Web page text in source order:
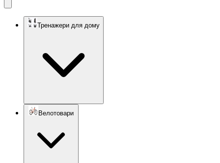
Тренажери для дому